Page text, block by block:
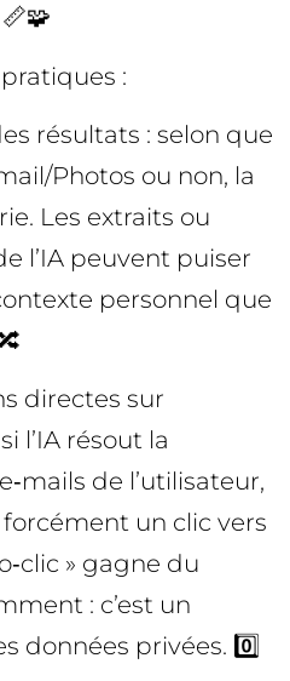
:
résultats : selon que
Photos ou non, la
Les extraits ou
l’IA peuvent puiser
personnel que
directes sur
l’IA résout la
de l’utilisateur,
un clic vers
» gagne du
: c’est un
données privées. 0️⃣